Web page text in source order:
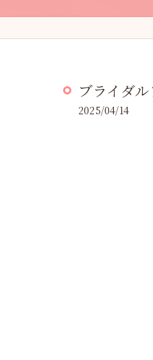
ブライダ
2025/04/14